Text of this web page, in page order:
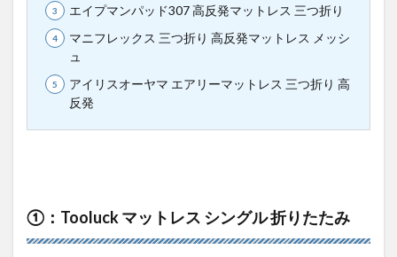
エイプマンパッド307 高反発マットレス 三つ折り
マニフレックス 三つ折り 高反発マットレス メッシ
ュ
アイリスオーヤマ エアリーマットレス 三つ折り 高
反発
①：Tooluck マットレス シングル 折りたたみ